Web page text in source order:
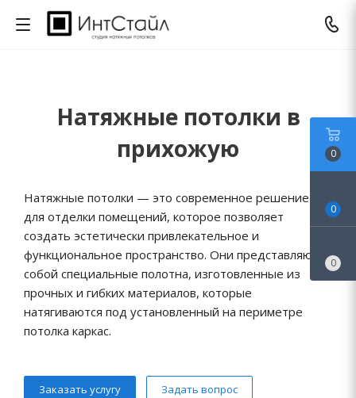
Натяжные потолки в
прихожую
Натяжные потолки — это современное решение
для отделки помещений, которое позволяет
создать эстетически привлекательное и
функциональное пространство. Они представляют
собой специальные полотна, изготовленные из
прочных и гибких материалов, которые
натягиваются под установленный на периметре
потолка каркас.
Заказать услугу Задать вопрос
0
0
0